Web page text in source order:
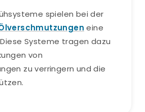
spielen bei der
eine
Systeme tragen dazu
von
zu verringern und die